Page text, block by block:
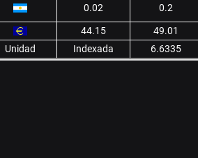
0.02
0.2
44.15
49.01
Unidad
Indexada 6.6335